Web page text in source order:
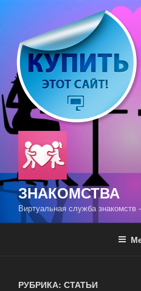
содержимому
ЗНАКОМСТВА
Виртуальная служба
РУБРИКА: СТАТЬИ